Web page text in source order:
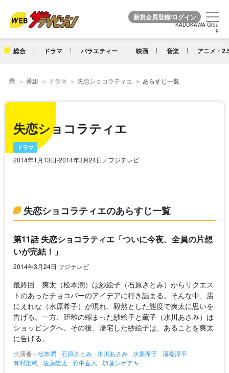
KADOKAWA Grou
p
総合 ドラマ バラエティー 映画 音楽 アニメ・
KADOKAWA Grou
p
番組 ドラマ 失恋ショコラティエ あらすじ一覧
失恋ショコラティエ
ドラマ
2014年1月13日-2014年3月24日／フジテレビ
失恋ショコラティエのあらすじ一覧
第11話 失恋ショコラティエ「ついに今夜、全員の片想
いが完結！」
2014年3月24日 フジテレビ
最終回 爽太（松本潤）は紗絵子（石原さとみ）からリクエス
トのあったチョコバーのアイデアに行き詰まる。そんな中、店
にえれな（水原希子）が現れ、毅然とした態度で爽太に思いを
告げる。一方、距離の縮まった紗絵子と薫子（水川あさみ）は
ショッピングへ。その後、帰宅した紗絵子は、あることを爽太
に告げる。
出演者： 松本潤 石原さとみ 水川あさみ 水原希子 溝端淳平
有村架純 佐藤隆太 竹中直人 加藤シゲアキ